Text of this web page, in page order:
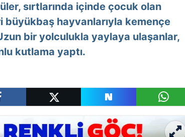
sırtlarında içinde çocuk olan
hayvanlarıyla kemençe
bir yolculukla yaylaya ulaşanlar,
kutlama yaptı.